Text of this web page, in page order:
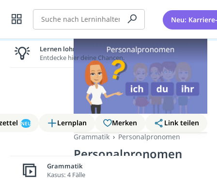
Suche Neu:
NEU Lernplan Merken
Link teilen
Grammatik
Personalpronomen
Personalpronomen
(Video)
Lernen lohnt sich!
Entdecke hier deine Chancen.
Grammatik
Kasus: 4 Fälle